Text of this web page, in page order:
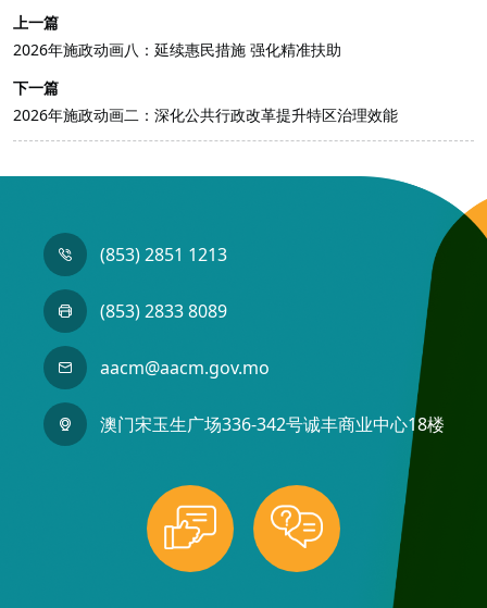
上一篇
2026年施政动画八：延续惠民措施 强化精准扶助
下一篇
2026年施政动画二：深化公共行政改革提升特区治理效能
(853) 2851 1213
(853) 2833 8089
aacm@aacm.gov.mo
澳门宋玉生广场336-342号诚丰商业中心18楼